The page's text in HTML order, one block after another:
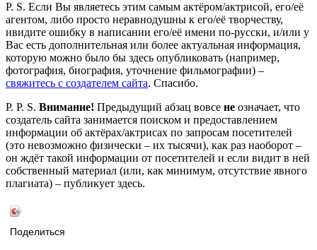
P. S. Если Вы являетесь этим самым актёром/актрисой, его/её
агентом, либо просто неравнодушны к его/её творчеству,
ивидите ошибку в написании его/её имени по-русски, и/или у
Вас есть дополнительная или более актуальная информация,
которую можно было бы здесь опубликовать (например,
фотография, биография, уточнение фильмографии) –
свяжитесь с создателем сайта. Спасибо.
P. P. S. Внимание! Предыдущий абзац вовсе не означает, что
создатель сайта занимается поиском и предоставлением
информации об актёрах/актрисах по запросам посетителей
(это невозможно физически – их тысячи), как раз наоборот –
он ждёт такой информации от посетителей и если видит в ней
собственный материал (или, как минимум, отсутствие явного
плагиата) – публикует здесь.
Поделиться